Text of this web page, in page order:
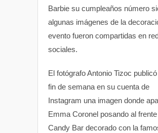
s
p
p
b
o
k
t
r
Barbie su cumpleaños número
algunas imágenes de la
evento fueron compartidas en
sociales.
El fotógrafo Antonio Tizoc
fin de semana en su cuenta de
Instagram una imagen donde
Emma Coronel posando al
Candy Bar decorado con la